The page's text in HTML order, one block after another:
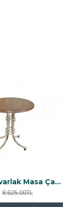
Buket Yuvarlak Masa Çap 70cm - (Werzalit, Wermodin ve Allzalit Tabla) - Rustik Dark
8.625,00TL